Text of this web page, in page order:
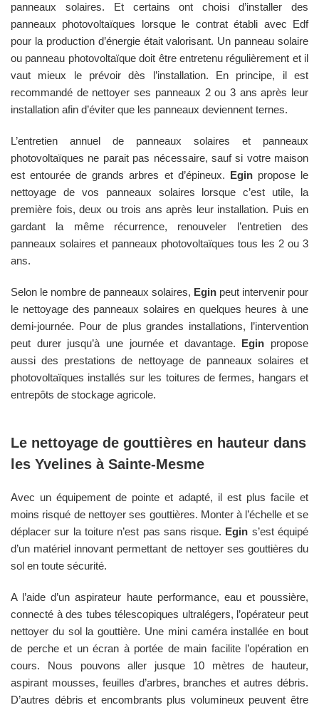
panneaux solaires. Et certains ont choisi d’installer des
panneaux photovoltaïques lorsque le contrat établi avec Edf
pour la production d’énergie était valorisant. Un panneau solaire
ou panneau photovoltaïque doit être entretenu régulièrement et il
vaut mieux le prévoir dès l’installation. En principe, il est
recommandé de nettoyer ses panneaux 2 ou 3 ans après leur
installation afin d’éviter que les panneaux deviennent ternes.
L’entretien annuel de panneaux solaires et panneaux
photovoltaïques ne parait pas nécessaire, sauf si votre maison
est entourée de grands arbres et d’épineux. Eginpropose le
nettoyage de vos panneaux solaires lorsque c’est utile, la
première fois, deux ou trois ans après leur installation. Puis en
gardant la même récurrence, renouveler l’entretien des
panneaux solaires et panneaux photovoltaïques tous les 2 ou 3
ans.
Selon le nombre de panneaux solaires, Egin peut intervenir pour
le nettoyage des panneaux solaires en quelques heures à une
demi-journée. Pour de plus grandes installations, l’intervention
peut durer jusqu’à une journée et davantage. Egin propose
aussi des prestations de nettoyage de panneaux solaires et
photovoltaïques installés sur les toitures de fermes, hangars et
entrepôts de stockage agricole.
Le nettoyage de gouttières en hauteur dans
les Yvelines à Sainte-Mesme
Avec un équipement de pointe et adapté, il est plus facile et
moins risqué de nettoyer ses gouttières. Monter à l’échelle et se
déplacer sur la toiture n’est pas sans risque. Egin s’est équipé
d’un matériel innovant permettant de nettoyer ses gouttières du
sol en toute sécurité.
A l’aide d’un aspirateur haute performance, eau et poussière,
connecté à des tubes télescopiques ultralégers, l’opérateur peut
nettoyer du sol la gouttière. Une mini caméra installée en bout
de perche et un écran à portée de main facilite l’opération en
cours. Nous pouvons aller jusque 10 mètres de hauteur,
aspirant mousses, feuilles d’arbres, branches et autres débris.
D’autres débris et encombrants plus volumineux peuvent être